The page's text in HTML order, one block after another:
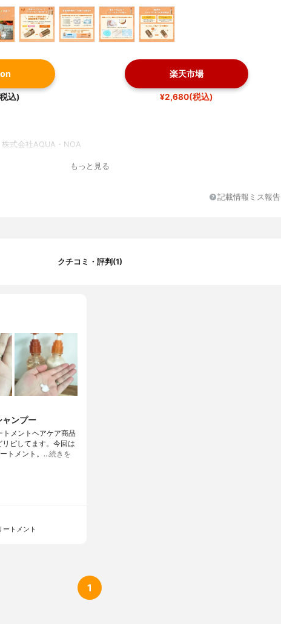
込)
楽天市場
¥2,680(税込)
株式会社AQUA・NOA
もっと見る
記載情報ミス報告
クチコミ・評判(1)
ャンプー
トメントヘアケア商品
ピしてます。今回は
トメント。…続きを
ートメント
1